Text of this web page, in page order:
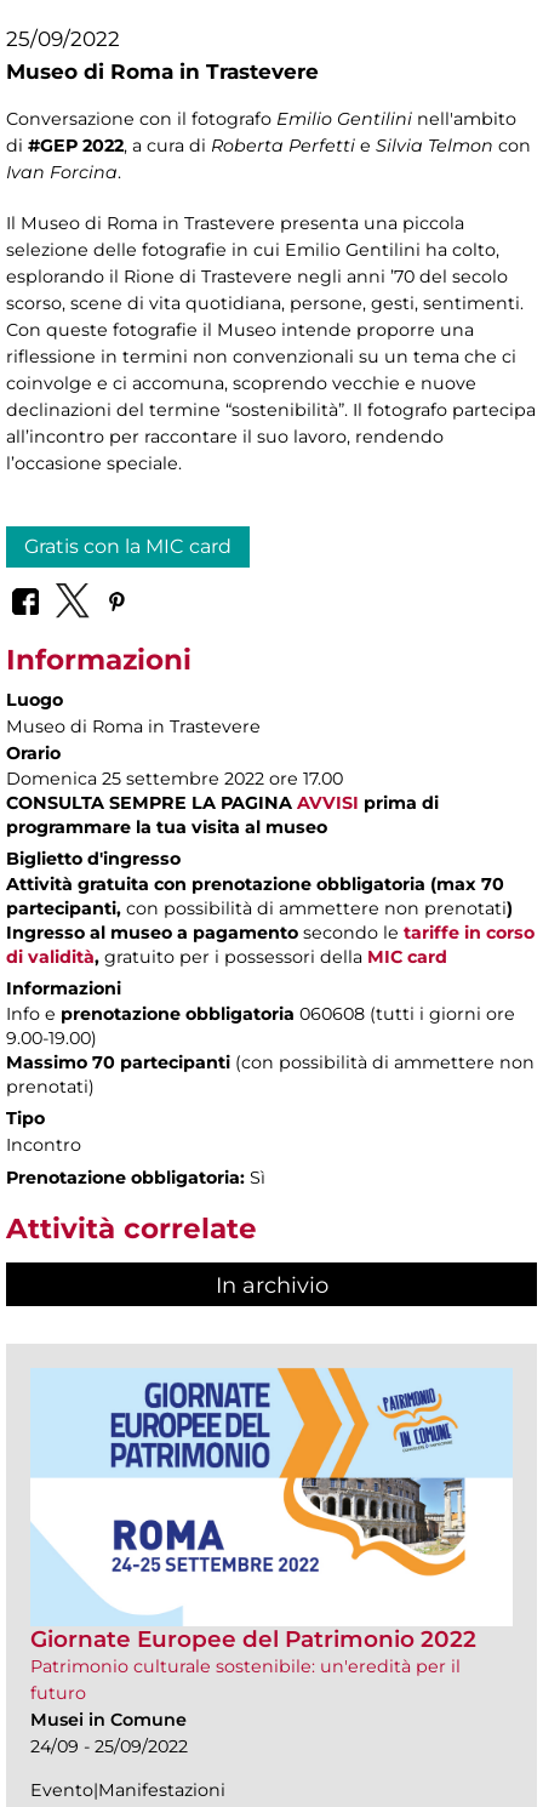
25/09/2022
Museo di Roma in Trastevere
Conversazione con il fotografo Emilio Gentilini nell'ambito
di #GEP 2022, a cura di Roberta Perfetti e Silvia Telmon con
Ivan Forcina.
Il Museo di Roma in Trastevere presenta una piccola
selezione delle fotografie in cui Emilio Gentilini ha colto,
esplorando il Rione di Trastevere negli anni ’70 del secolo
scorso, scene di vita quotidiana, persone, gesti, sentimenti.
Con queste fotografie il Museo intende proporre una
riflessione in termini non convenzionali su un tema che ci
coinvolge e ci accomuna, scoprendo vecchie e nuove
declinazioni del termine “sostenibilità”. Il fotografo partecipa
all’incontro per raccontare il suo lavoro, rendendo
l’occasione speciale.
Gratis con la MIC card
Informazioni
Luogo
Museo di Roma in Trastevere
Orario
Domenica 25 settembre 2022 ore 17.00
CONSULTA SEMPRE LA PAGINA AVVISI prima di
programmare la tua visita al museo
Biglietto d'ingresso
Attività gratuita con prenotazione obbligatoria (max 70
partecipanti, con possibilità di ammettere non prenotati)
Ingresso al museo a pagamento secondo le tariffe in corso
di validità, gratuito per i possessori della MIC card
Informazioni
Info e prenotazione obbligatoria 060608 (tutti i giorni ore
9.00-19.00)
Massimo 70 partecipanti (con possibilità di ammettere non
prenotati)
Tipo
Incontro
Prenotazione obbligatoria: Sì
Attività correlate
In archivio
Giornate Europee del Patrimonio 2022
Patrimonio culturale sostenibile: un'eredità per il
futuro
Musei in Comune
24/09 - 25/09/2022
Evento|Manifestazioni